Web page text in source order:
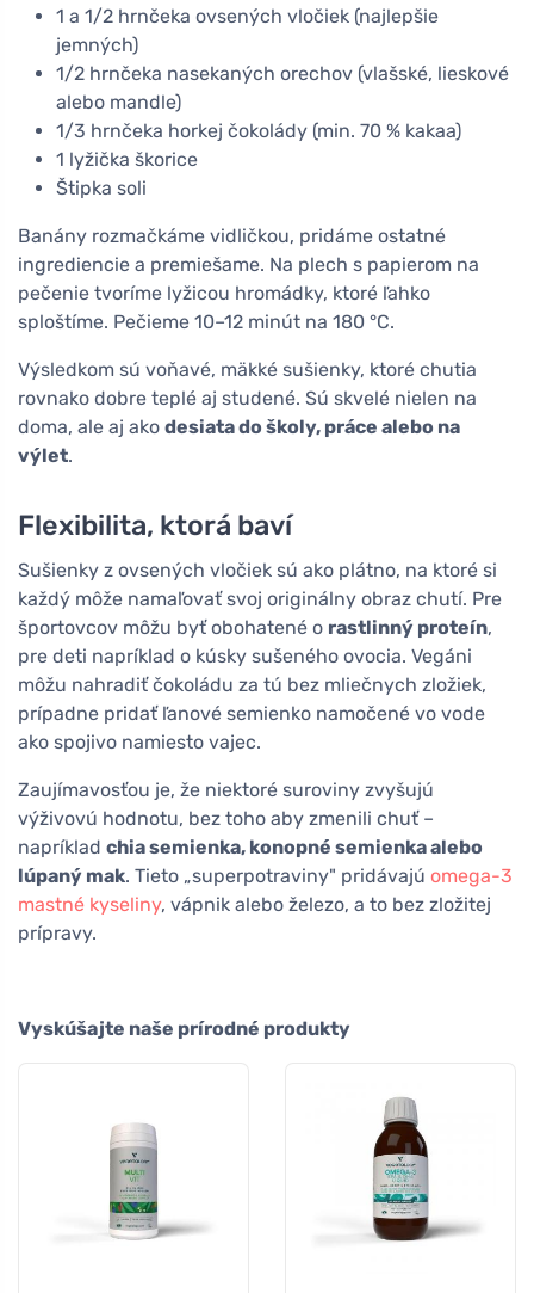
1 a 1/2 hrnčeka ovsených vločiek (najlepšie
jemných)
1/2 hrnčeka nasekaných orechov (vlašské, lieskové
alebo mandle)
1/3 hrnčeka horkej čokolády (min. 70 % kakaa)
1 lyžička škorice
Štipka soli
Banány rozmačkáme vidličkou, pridáme ostatné
ingrediencie a premiešame. Na plech s papierom na
pečenie tvoríme lyžicou hromádky, ktoré ľahko
sploštíme. Pečieme 10–12 minút na 180 °C.
Výsledkom sú voňavé, mäkké sušienky, ktoré chutia
rovnako dobre teplé aj studené. Sú skvelé nielen na
doma, ale aj ako desiata do školy, práce alebo na
výlet.
Flexibilita, ktorá baví
Sušienky z ovsených vločiek sú ako plátno, na ktoré si
každý môže namaľovať svoj originálny obraz chutí. Pre
športovcov môžu byť obohatené o rastlinný proteín,
pre deti napríklad o kúsky sušeného ovocia. Vegáni
môžu nahradiť čokoládu za tú bez mliečnych zložiek,
prípadne pridať ľanové semienko namočené vo vode
ako spojivo namiesto vajec.
Zaujímavosťou je, že niektoré suroviny zvyšujú
výživovú hodnotu, bez toho aby zmenili chuť –
napríklad chia semienka, konopné semienka alebo
lúpaný mak. Tieto „superpotraviny" pridávajú omega-3
mastné kyseliny, vápnik alebo železo, a to bez zložitej
prípravy.
Vyskúšajte naše prírodné produkty